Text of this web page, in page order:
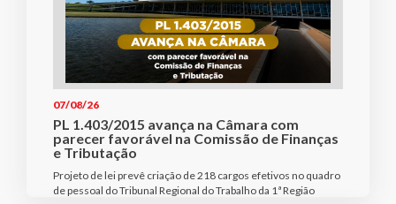
07/08/26
PL 1.403/2015 avança na Câmara com
parecer favorável na Comissão de Finanças
e Tributação
Projeto de lei prevê criação de 218 cargos efetivos no quadro
de pessoal do Tribunal Regional do Trabalho da 1ª Região